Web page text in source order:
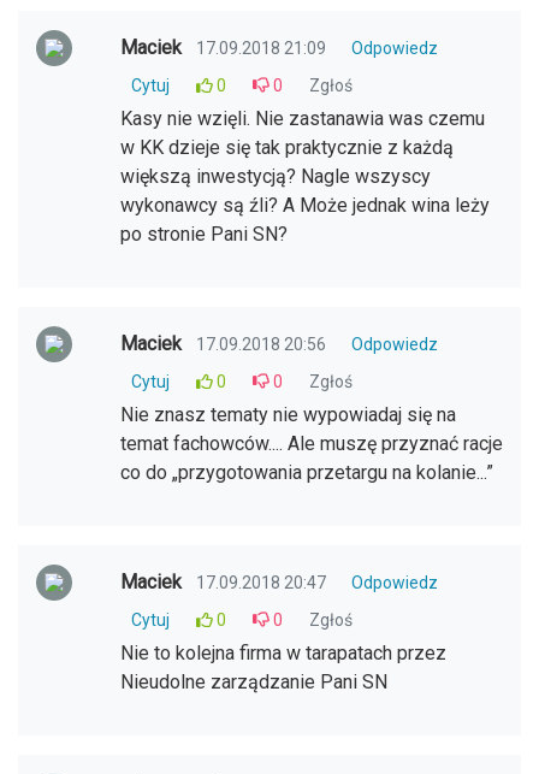
Maciek 17.09.2018 21:09
Odpowiedz
Cytuj
0 0 Zgłoś
Kasy nie wzięli. Nie zastanawia was czemu
w KK dzieje się tak praktycznie z każdą
większą inwestycją? Nagle wszyscy
wykonawcy są źli? A Może jednak wina leży
po stronie Pani SN?
Maciek 17.09.2018 20:56
Odpowiedz
Cytuj
0 0 Zgłoś
Nie znasz tematy nie wypowiadaj się na
temat fachowców.... Ale muszę przyznać racje
co do „przygotowania przetargu na kolanie...”
Maciek 17.09.2018 20:47
Odpowiedz
Cytuj
0 0 Zgłoś
Nie to kolejna firma w tarapatach przez
Nieudolne zarządzanie Pani SN